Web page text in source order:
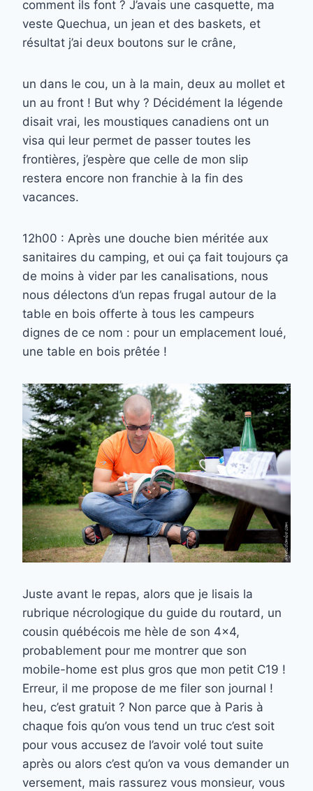
comment ils font ? J’avais une casquette, ma
veste Quechua, un jean et des baskets, et
résultat j’ai deux boutons sur le crâne,
un dans le cou, un à la main, deux au mollet et
un au front ! But why ? Décidément la légende
disait vrai, les moustiques canadiens ont un
visa qui leur permet de passer toutes les
frontières, j’espère que celle de mon slip
restera encore non franchie à la fin des
vacances.
12h00 : Après une douche bien méritée aux
sanitaires du camping, et oui ça fait toujours ça
de moins à vider par les canalisations, nous
nous délectons d’un repas frugal autour de la
table en bois offerte à tous les campeurs
dignes de ce nom : pour un emplacement loué,
une table en bois prêtée !
Juste avant le repas, alors que je lisais la
rubrique nécrologique du guide du routard, un
cousin québécois me hèle de son 4×4,
probablement pour me montrer que son
mobile-home est plus gros que mon petit C19 !
Erreur, il me propose de me filer son journal !
heu, c’est gratuit ? Non parce que à Paris à
chaque fois qu’on vous tend un truc c’est soit
pour vous accusez de l’avoir volé tout suite
après ou alors c’est qu’on va vous demander un
versement, mais rassurez vous monsieur, vous